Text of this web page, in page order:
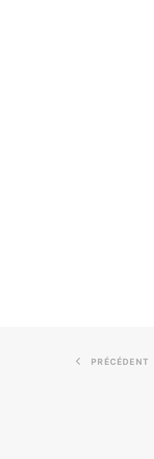
PRÉCÉDENT